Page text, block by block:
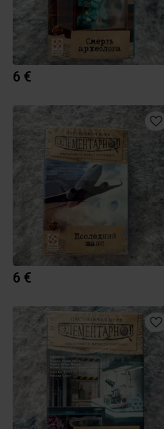
6 €
6 €